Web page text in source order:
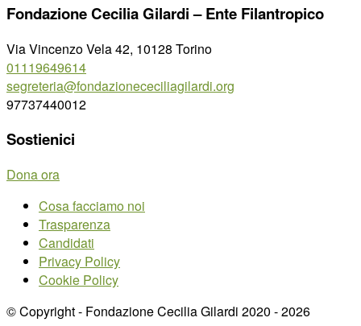
Fondazione Cecilia Gilardi – Ente Filantropico
Via Vincenzo Vela 42, 10128 Torino
01119649614
segreteria@fondazionececiliagilardi.org
97737440012
Sostienici
Dona ora
Cosa facciamo noi
Trasparenza
Candidati
Privacy Policy
Cookie Policy
© Copyright - Fondazione Cecilia Gilardi 2020 - 2026